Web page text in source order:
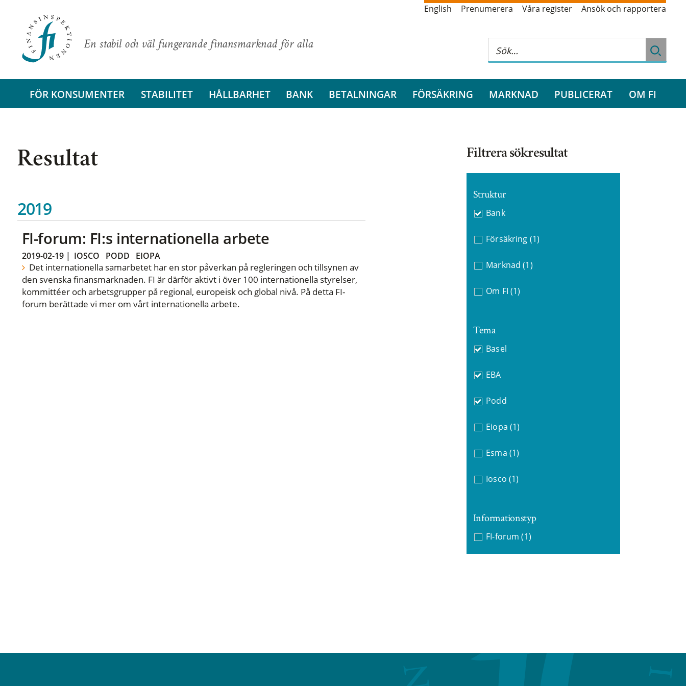
En stabil och väl fungerande finansmarknad för alla
English Prenumerera Våra register Ansök och rapportera
FÖR KONSUMENTER STABILITET HÅLLBARHET BANK BETALNINGAR FÖRSÄKRING MARKNAD PUBLICERAT OM FI
Resultat
2019
FI-forum: FI:s internationella arbete
2019-02-19| IOSCO PODD EIOPA
Det internationella samarbetet har en stor påverkan på regleringen och tillsynen av
den svenska finansmarknaden. FI är därför aktivt i över 100 internationella styrelser,
kommittéer och arbetsgrupper på regional, europeisk och global nivå. På detta FI-
forum berättade vi mer om vårt internationella arbete.
Filtrera sökresultat
Struktur
Bank
Försäkring (1)
Marknad (1)
Om FI (1)
Tema
Basel
EBA
Podd
Eiopa (1)
Esma (1)
Iosco (1)
Informationstyp
FI-forum (1)